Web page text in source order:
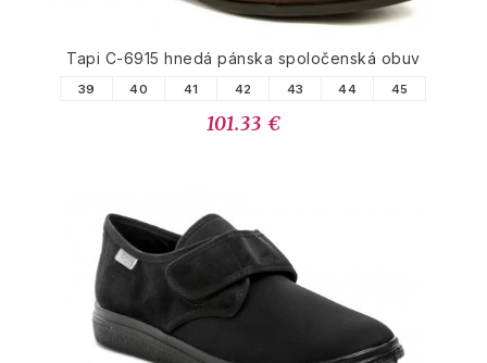
Tapi C-6915 hnedá pánska spoločenská obuv
39 40 41 42 43 44 45
101.33 €